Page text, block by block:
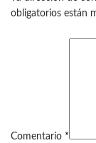
obligatorios están
Comentario *